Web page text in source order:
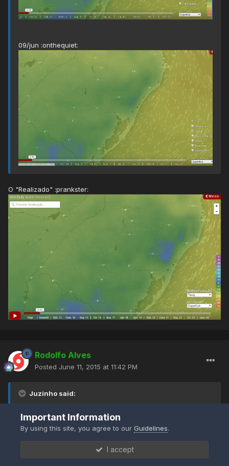
09/jun :onthequiet:
O "Realizado" :prankster:
Rodolfo Alves
Posted June 11, 2015 at 11:42 PM
Juzinho said:
PFilho said:
Sufocantes 22-23ºC em SP ainda. Jacareí/SJC entre
Important Information
By using this site, you agree to ourGuidelines.
I accept